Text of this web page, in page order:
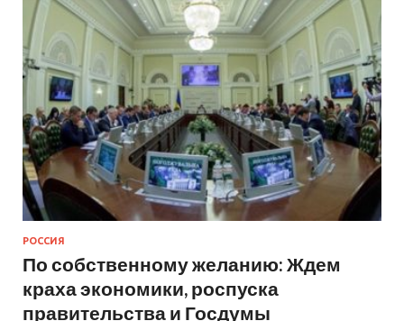
РОССИЯ
По собственному желанию: Ждем
краха экономики, роспуска
правительства и Госдумы